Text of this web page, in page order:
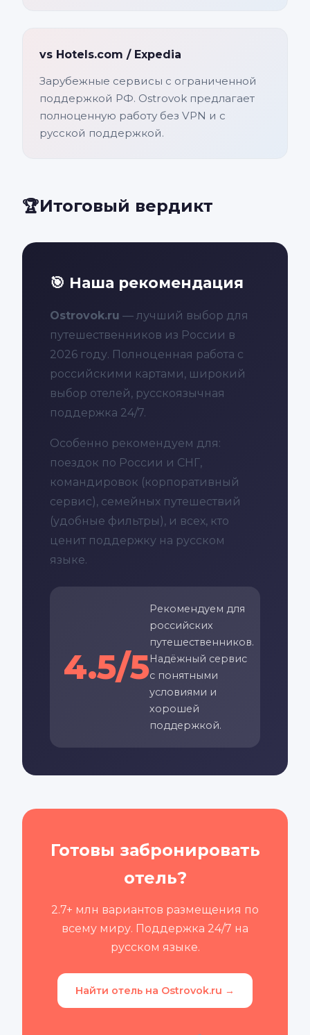
vs Hotels.com / Expedia
Зарубежные сервисы с ограниченной
поддержкой РФ. Ostrovok предлагает
полноценную работу без VPN и с
русской поддержкой.
🏆Итоговый вердикт
🎯 Наша рекомендация
Ostrovok.ru — лучший выбор для
путешественников из России в
2026 году. Полноценная работа с
российскими картами, широкий
выбор отелей, русскоязычная
поддержка 24/7.
Особенно рекомендуем для:
поездок по России и СНГ,
командировок (корпоративный
сервис), семейных путешествий
(удобные фильтры), и всех, кто
ценит поддержку на русском
языке.
4.5/5
Рекомендуем для
российских
путешественников.
Надёжный сервис
с понятными
условиями и
хорошей
поддержкой.
Готовы забронировать
отель?
2.7+ млн вариантов размещения по
всему миру. Поддержка 24/7 на
русском языке.
Найти отель на Ostrovok.ru →